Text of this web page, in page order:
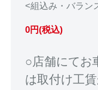
<組込み・バラン
0円(税込)
○店舗にてお
は取付け工